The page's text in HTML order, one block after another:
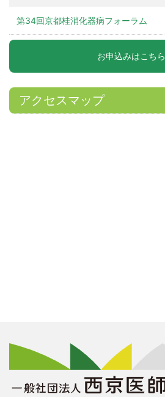
第34回京都桂消化器病フォーラム
お申込みはこちら
アクセスマップ